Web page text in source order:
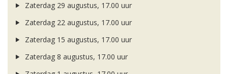
Zaterdag 29 augustus, 17.00 uur
Zaterdag 22 augustus, 17.00 uur
Zaterdag 15 augustus, 17.00 uur
Zaterdag 8 augustus, 17.00 uur